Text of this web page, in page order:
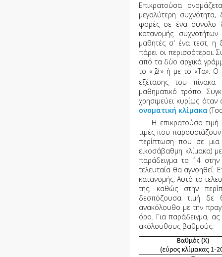
Επικρατούσα
μεγαλύτερη
φορές σε ένα σύνολο
κατανομής
μαθητές σ' ένα τεστ, η
πάρει οι περισσότεροι.
από τα δύο αρχικά
το «
» ή με το «Τα». Ο
εξέτασης του
μαθηματικό τρόπο.
χρησιμεύει κυρίως όταν
ονοματική κλίμακα
Η επικρατούσα τιμή
τιμές που
περίπτωση που σε μια
εικοσάβαθμη κλίμακα)
παράδειγμα το 14
τελευταία θα αγνοηθεί.
κατανομής. Αυτό το
της, καθώς στην
δεσπόζουσα τιμή δε
ανακόλουθο με την
όρο. Για παράδειγμα,
ακόλουθους βαθμούς: